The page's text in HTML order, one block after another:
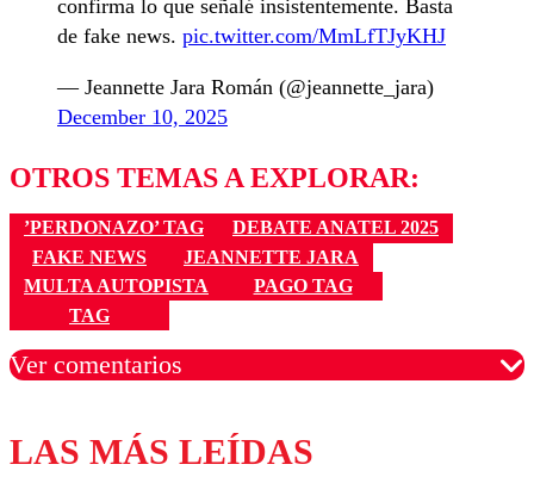
confirma lo que señalé insistentemente. Basta
de fake news. pic.twitter.com/MmLfTJyKHJ
— Jeannette Jara Román (@jeannette_jara)
December 10, 2025
OTROS TEMAS A EXPLORAR:
’PERDONAZO’ TAG
DEBATE ANATEL 2025
FAKE NEWS
JEANNETTE JARA
MULTA AUTOPISTA
PAGO TAG
TAG
Ver comentarios
Los comentarios son moderados para garantizar un
diálogo respetuoso.
LAS MÁS LEÍDAS